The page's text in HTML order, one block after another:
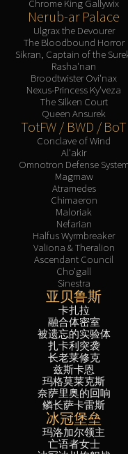
Chrome King Gallywix
Nerub-ar Palace
Ulgrax the Devourer
The Bloodbound Horror
Sikran, Captain of the
Rasha'nan
Broodtwister Ovi'nax
Nexus-Princess Ky'veza
The Silken Court
Queen Ansurek
TotFW / BWD / BoT
Conclave of Wind
Al'akir
Omnotron Defense System
Magmaw
Atramedes
Chimaeron
Maloriak
Nefarian
Halfus Wyrmbreaker
Valiona & Theralion
Ascendant Council
Cho'gall
Sinestra
亚贝鲁斯
卡扎拉
融合体密室
被遗忘的实验体
扎卡利突袭
长老莱修克
兹斯卡恩
玛格莫莱克斯
奈萨里奥的回响
鳞长萨卡雷斯
冰冠堡垒
玛洛加尔领主
亡语者女士